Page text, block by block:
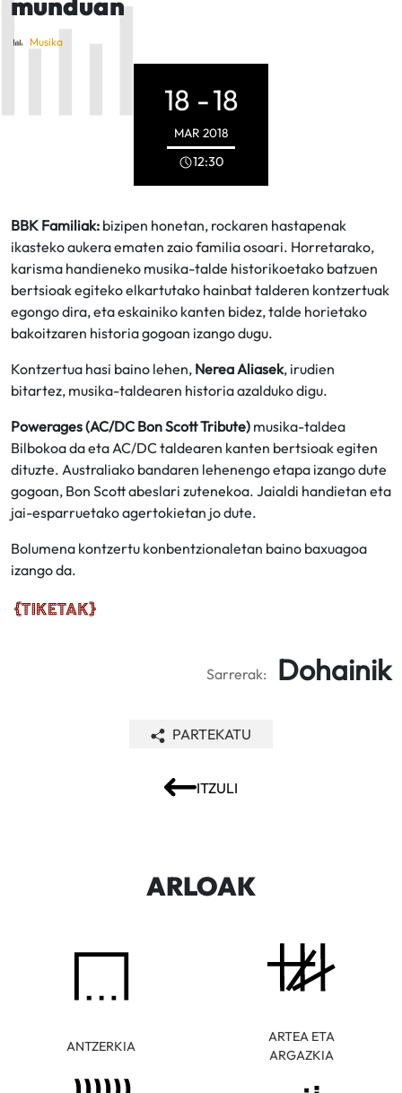
Musika
18 -18
MAR 2018
12:30
BBK Familiak: bizipen honetan, rockaren hastapenak
ikasteko aukera ematen zaio familia osoari. Horretarako,
karisma handieneko musika-talde historikoetako batzuen
bertsioak egiteko elkartutako hainbat talderen kontzertuak
egongo dira, eta eskainiko kanten bidez, talde horietako
bakoitzaren historia gogoan izango dugu.
Kontzertua hasi baino lehen, Nerea Aliasek, irudien
bitartez, musika-taldearen historia azalduko digu.
Powerages (AC/DC Bon Scott Tribute) musika-taldea
Bilbokoa da eta AC/DC taldearen kanten bertsioak egiten
dituzte. Australiako bandaren lehenengo etapa izango dute
gogoan, Bon Scott abeslari zutenekoa. Jaialdi handietan eta
jai-esparruetako agertokietan jo dute.
Bolumena kontzertu konbentzionaletan baino baxuagoa
izango da.
Sarrerak: Dohainik
ITZULI
PARTEKATU
ARLOAK
ANTZERKIA
ARTEA ETA
ARGAZKIA